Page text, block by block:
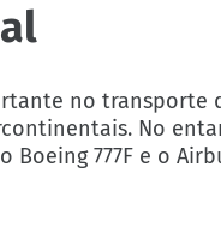
no transporte
No
777F e o